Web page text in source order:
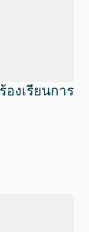
งเรียนการ